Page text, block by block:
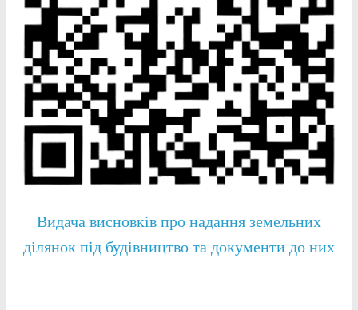
Видача висновків про надання земельних
ділянок під будівництво та документи до них